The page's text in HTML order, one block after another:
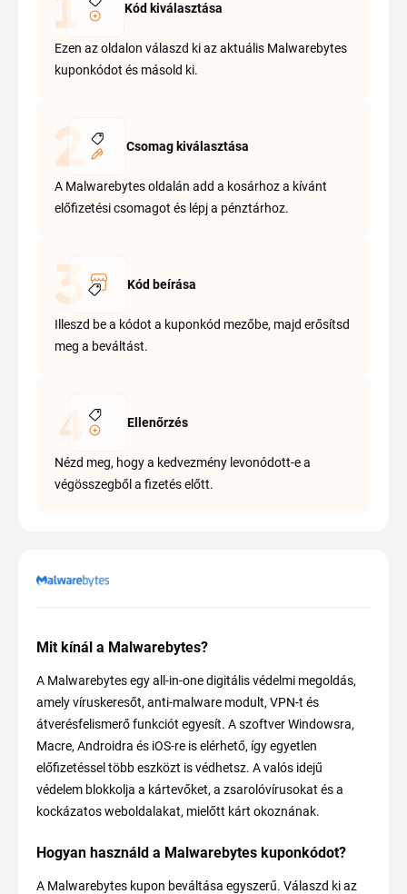
Kód kiválasztása
Ezen az oldalon válaszd ki az aktuális Malwarebytes
kuponkódot és másold ki.
Csomag kiválasztása
A Malwarebytes oldalán add a kosárhoz a kívánt
előfizetési csomagot és lépj a pénztárhoz.
Kód beírása
Illeszd be a kódot a kuponkód mezőbe, majd erősítsd
meg a beváltást.
Ellenőrzés
Nézd meg, hogy a kedvezmény levonódott-e a
végösszegből a fizetés előtt.
Mit kínál a Malwarebytes?
A Malwarebytes egy all-in-one digitális védelmi megoldás,
amely víruskeresőt, anti-malware modult, VPN-t és
átverésfelismerő funkciót egyesít. A szoftver Windowsra,
Macre, Androidra és iOS-re is elérhető, így egyetlen
előfizetéssel több eszközt is védhetsz. A valós idejű
védelem blokkolja a kártevőket, a zsarolóvírusokat és a
kockázatos weboldalakat, mielőtt kárt okoznának.
Hogyan használd a Malwarebytes kuponkódot?
A Malwarebytes kupon beváltása egyszerű. Válaszd ki az